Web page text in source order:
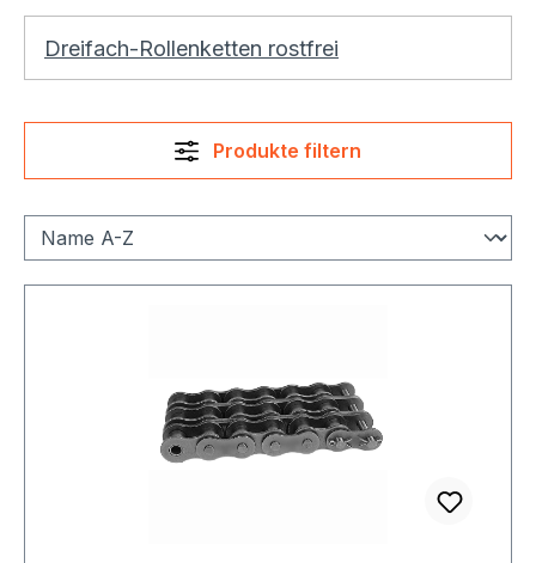
Dreifach-Rollenketten rostfrei
Produkte filtern